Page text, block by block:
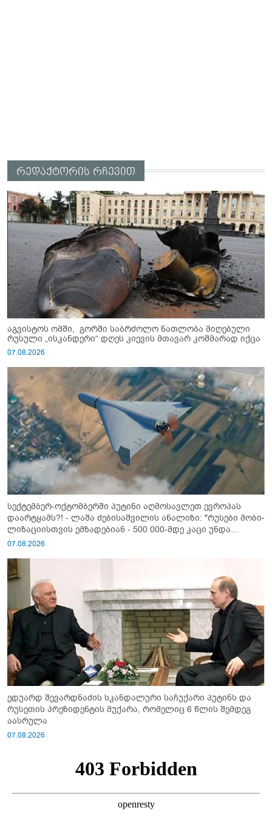
რედაქტორის რჩევით
აგვისტოს ომში, გორში საბრძოლო ნათლობა მიღებული
რუსული „ისკანდერი“ დღეს კიევის მთავარ კოშმარად იქცა
07.08.2026
სექტემბერ-ოქტომბერში პუტინი აღმოსავლეთ ევროპას
დაარტყამს?! - ლაშა ძებისაშვილის ანალიზი: "რუსები მობი­
ლიზაციისთვის ემზადებიან - 500 000-მდე კაცი უნდა
გაიწვიონ ომში"
07.08.2026
ედუარდ შევარდნაძის სკანდალური საჩუქარი პუტინს და
რუსეთის პრეზიდენტის მუქარა, რომელიც 6 წლის შემდეგ
აასრულა
07.08.2026